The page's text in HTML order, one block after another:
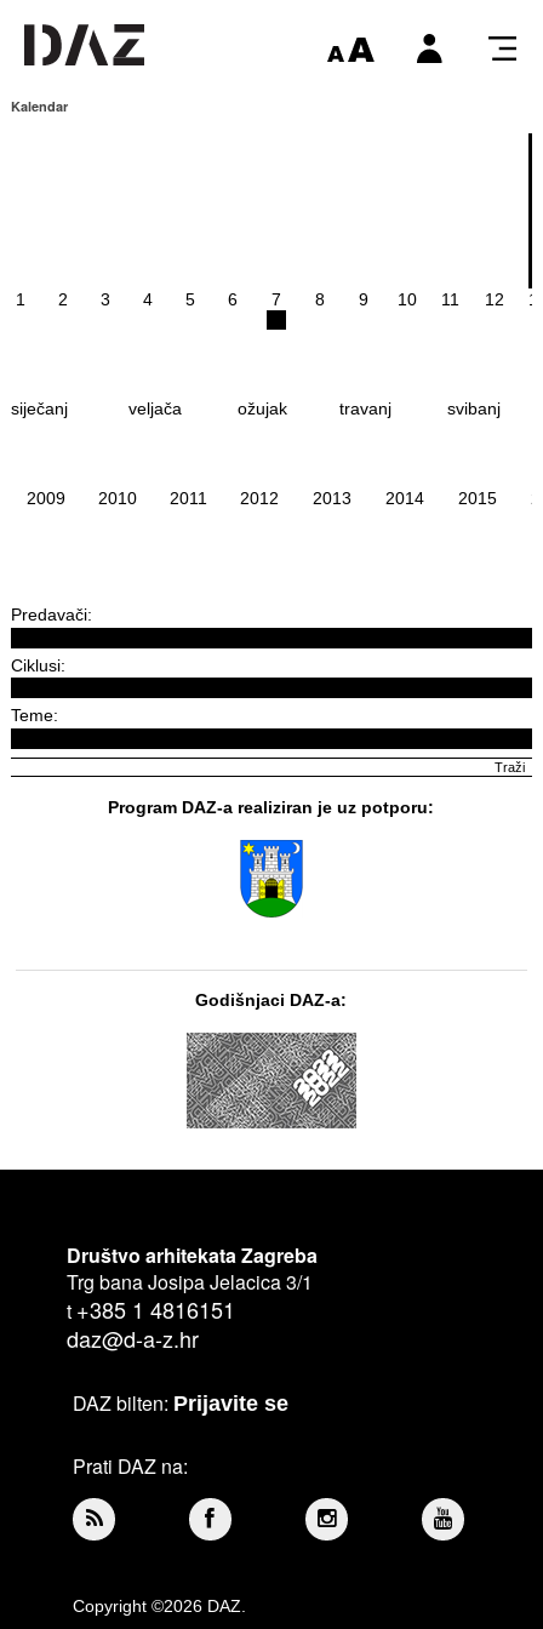
Kalendar
1 2 3 4 5 6 7 8 9 10 11 12
siječanj veljača ožujak travanj svibanj
2009 2010 2011 2012 2013 2014 2015
Predavači:
Ciklusi:
Teme:
Program DAZ-a realiziran je uz potporu:
Godišnjaci DAZ-a:
Društvo arhitekata Zagreba
Trg bana Josipa Jelacica 3/1
t +385 1 4816151
daz@d-a-z.hr
DAZ bilten: Prijavite se
Prati DAZ na:
Copyright ©2026 DAZ.